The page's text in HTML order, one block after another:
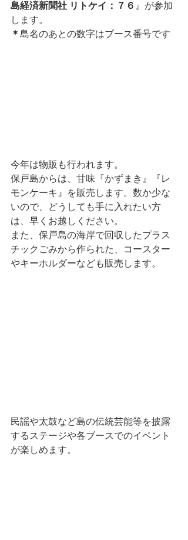
島経済新聞社 リトケイ：７６ 』が参加
します。
＊ 島名のあとの数字はブース番号です
今年は物販も行われます。
保戸島からは、甘味『かずまき』『レ
モンケーキ』を販売します。数か少な
いので、どうしても手に入れたい方
は、早くお越しください。
また、保戸島の海岸で回収したプラス
チックごみから作られた、コースター
やキーホルダーなども販売します。
民謡や太鼓など島の伝統芸能等を披露
するステージや各ブースでのイベント
が楽しめます。